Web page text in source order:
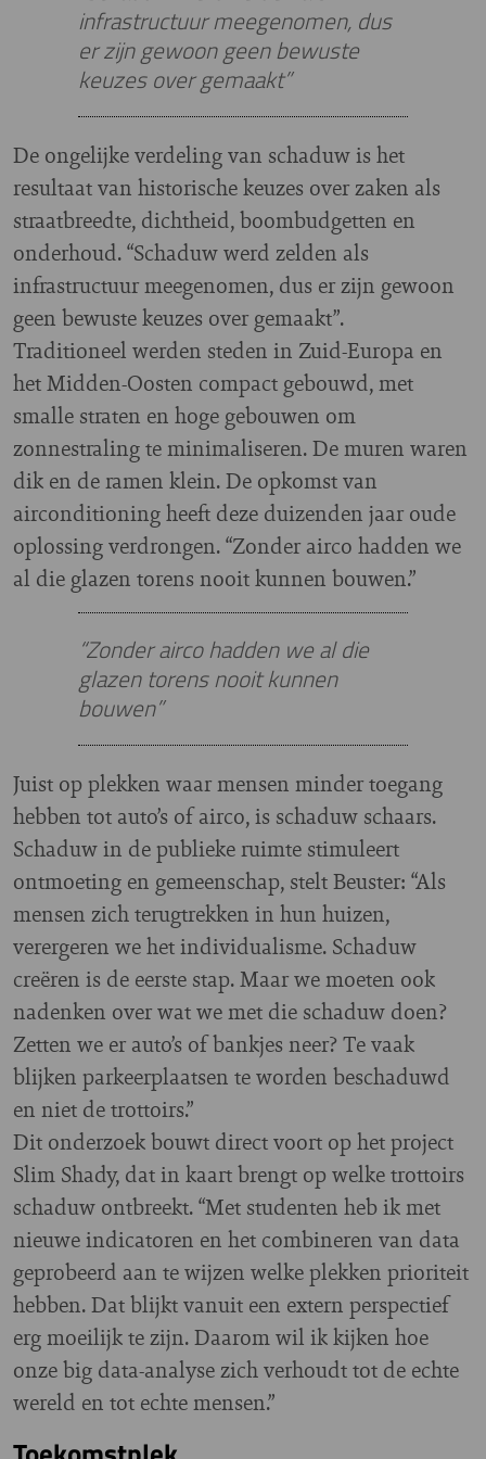
infrastructuur meegenomen, dus
er zijn gewoon geen bewuste
keuzes over gemaakt”
De ongelijke verdeling van schaduw is het
resultaat van historische keuzes over zaken als
straatbreedte, dichtheid, boombudgetten en
onderhoud. “Schaduw werd zelden als
infrastructuur meegenomen, dus er zijn gewoon
geen bewuste keuzes over gemaakt”.
Traditioneel werden steden in Zuid-Europa en
het Midden-Oosten compact gebouwd, met
smalle straten en hoge gebouwen om
zonnestraling te minimaliseren. De muren waren
dik en de ramen klein. De opkomst van
airconditioning heeft deze duizenden jaar oude
oplossing verdrongen. “Zonder airco hadden we
al die glazen torens nooit kunnen bouwen.”
“Zonder airco hadden we al die
glazen torens nooit kunnen
bouwen”
Juist op plekken waar mensen minder toegang
hebben tot auto’s of airco, is schaduw schaars.
Schaduw in de publieke ruimte stimuleert
ontmoeting en gemeenschap, stelt Beuster: “Als
mensen zich terugtrekken in hun huizen,
verergeren we het individualisme. Schaduw
creëren is de eerste stap. Maar we moeten ook
nadenken over wat we met die schaduw doen?
Zetten we er auto’s of bankjes neer? Te vaak
blijken parkeerplaatsen te worden beschaduwd
en niet de trottoirs.”
Dit onderzoek bouwt direct voort op het project
Slim Shady, dat in kaart brengt op welke trottoirs
schaduw ontbreekt. “Met studenten heb ik met
nieuwe indicatoren en het combineren van data
geprobeerd aan te wijzen welke plekken prioriteit
hebben. Dat blijkt vanuit een extern perspectief
erg moeilijk te zijn. Daarom wil ik kijken hoe
onze big data-analyse zich verhoudt tot de echte
wereld en tot echte mensen.”